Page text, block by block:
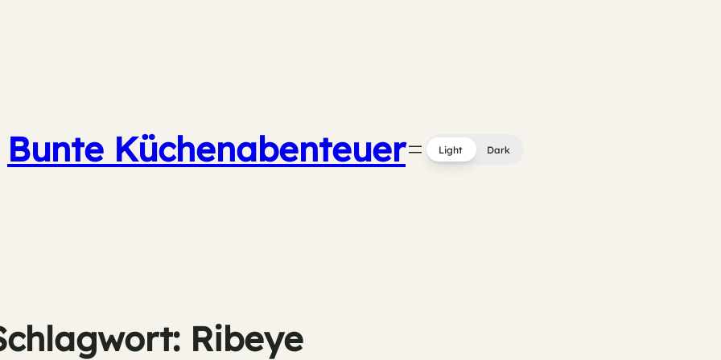
Bunte Küchenabenteuer Light Dark
Ribeye